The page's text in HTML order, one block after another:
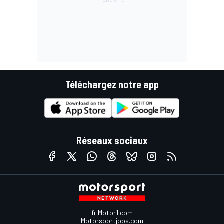
Téléchargez notre app
Réseaux sociaux
fr.Motor1.com
Motorsportjobs.com